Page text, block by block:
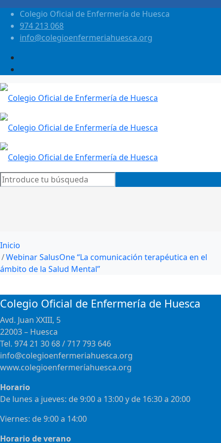
Colegio Oficial de Enfermería de Huesca
974 213 068
info@colegioenfermeriahuesca.org
Inicio
Webinar SalusOne “La comunicación terapéutica en el
ámbito de la Salud Mental”
Colegio Oficial de Enfermería de Huesca
Avd. Juan XXIII, 5
22003 – Huesca
Tel. 974 21 30 68 / 717 793 646
info@colegioenfermeriahuesca.org
www.colegioenfermeríahuesca.org
Horario
De lunes a jueves: de 9:00 a 13:00 y de 16:30 a 20:00
Viernes: de 9:00 a 14:00
Horario de verano